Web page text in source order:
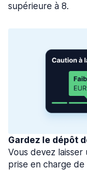
supérieure à 8.
Gardez le dépôt
Vous devez
prise en charge